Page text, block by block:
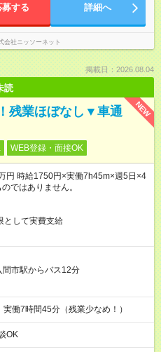
募する 詳細へ
会社ニッソーネット
掲載日：2026.08.04
読
NEW
残業ほぼなし▼車通
WEB登録・面接OK
時給1750円×実働7h45m×週5日×4
ではありません。
として実費支給
間市駅からバス12分
働7時間45分（残業少なめ！）
OK